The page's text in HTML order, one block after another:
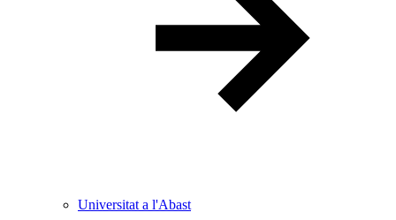
Universitat a l'Abast